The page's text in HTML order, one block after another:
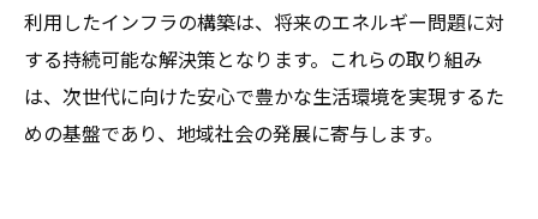
利用したインフラの構築は、将来のエネルギー問題に対
する持続可能な解決策となります。これらの取り組み
は、次世代に向けた安心で豊かな生活環境を実現するた
めの基盤であり、地域社会の発展に寄与します。